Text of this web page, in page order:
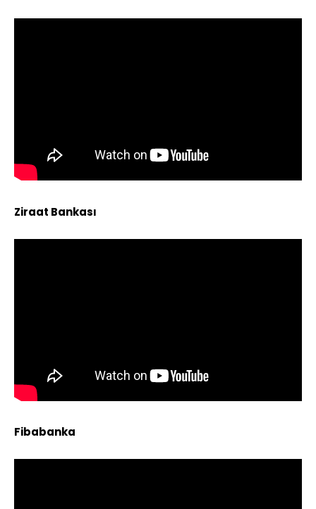
Ziraat Bankası
Fibabanka